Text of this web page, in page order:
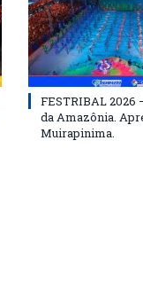
FESTRIBAL 2026
da Amazônia.
Muirapinima.